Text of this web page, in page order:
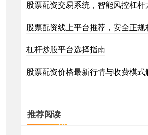
股票配资交易系统，智能风控杠杆
股票配资线上平台推荐，安全正规
杠杆炒股平台选择指南
股票配资价格最新行情与收费模式
推荐阅读